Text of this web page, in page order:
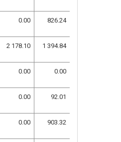
0.00 826.24
2 178.10 1 394.84
0.00 0.00
0.00 92.01
0.00 903.32